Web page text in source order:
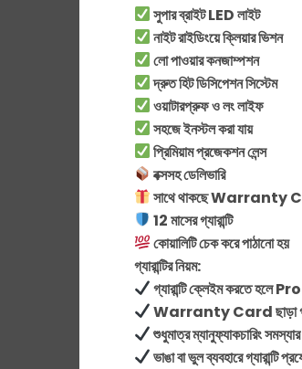
সুপার ব্রাইট LED লাইট
নাইট রাইডিংয়ে ক্লিয়ার ভিশন
লো পাওয়ার কনজাম্পশন
দ্রুত হিট ডিসিপেশন সিস্টেম
ওয়াটারপ্রুফ ও লং লাইফ
সহজে ইনস্টল করা যায়
প্রিমিয়াম প্রজেকশন লেন্স
বক্সসহ ডেলিভারি
সাথে থাকছে Warranty
12 মাসের গ্যারান্টি
কোয়ালিটি চেক করে পাঠানো হয়
গ্যারান্টির নিয়ম:
গ্যারান্টি ক্লেইম করতে
Warranty Card ছাড়া
শুধুমাত্র ম্যানুফ্যাকচারিং
ভাঙা বা ভুল ব্যবহারে গ্যারান্টি